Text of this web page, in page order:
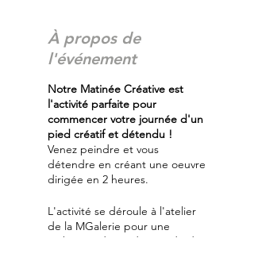
À propos de
l'événement
Notre Matinée Créative est
l'activité parfaite pour
commencer votre journée d'un
pied créatif et détendu !
Venez peindre et vous
détendre en créant une oeuvre
dirigée en 2 heures.
L'activité se déroule à l'atelier
de la MGalerie pour une
ambiance digne du monde des